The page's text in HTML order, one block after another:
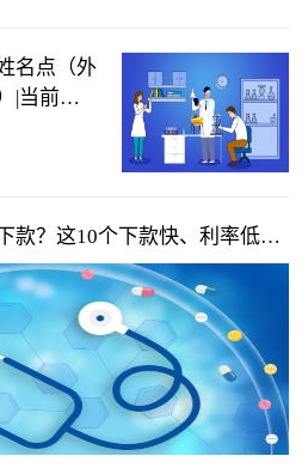
名点（外
|当前快
款？这10个下款快、利率低、